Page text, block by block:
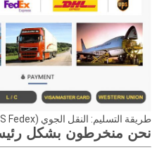
طريقة التسليم: النقل الجوي (DHL UPS Fedex) والشحن البحري
نحن منخرطون بشكل